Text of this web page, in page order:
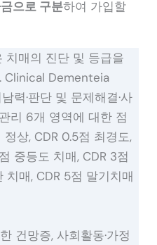
으로 구분하여 가입할
치매의 진단 및 등급을
Clinical Dementeia
력·판단 및 문제해결·사
리 6개 영역에 대한 점
상, CDR 0.5점 최경도,
중등도 치매, CDR 3점
치매, CDR 5점 말기치매
건망증, 사회활동·가정